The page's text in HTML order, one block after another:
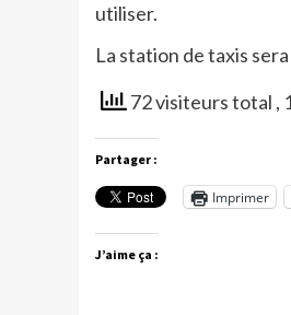
utiliser.
La station de taxis
72 visiteurs total ,
Partager :
Imprimer
J’aime ça :